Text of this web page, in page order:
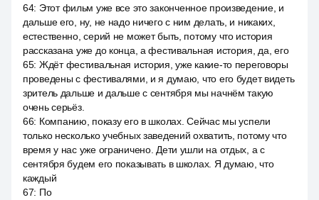
64: Этот фильм уже все это законченное произведение, и
дальше его, ну, не надо ничего с ним делать, и никаких,
естественно, серий не может быть, потому что история
рассказана уже до конца, а фестивальная история, да, его
65: Ждёт фестивальная история, уже какие-то переговоры
проведены с фестивалями, и я думаю, что его будет видеть
зритель дальше и дальше с сентября мы начнём такую
очень серьёз.
66: Компанию, показу его в школах. Сейчас мы успели
только несколько учебных заведений охватить, потому что
время у нас уже ограничено. Дети ушли на отдых, а с
сентября будем его показывать в школах. Я думаю, что
каждый
67: По